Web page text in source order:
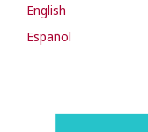
English
Español